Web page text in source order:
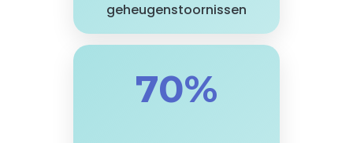
geheugenstoornissen
70%